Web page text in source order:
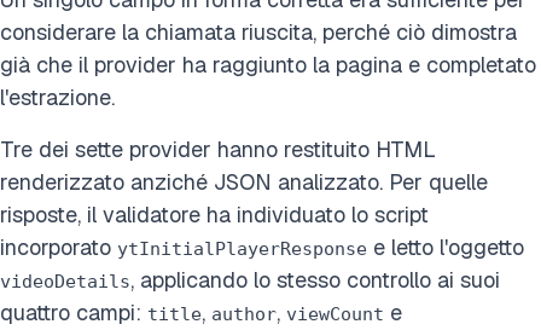
considerare la chiamata riuscita, perché ciò dimostra
già che il provider ha raggiunto la pagina e completato
l'estrazione.
Tre dei sette provider hanno restituito HTML
renderizzato anziché JSON analizzato. Per quelle
risposte, il validatore ha individuato lo script
incorporato ytInitialPlayerResponse e letto l'oggetto
videoDetails, applicando lo stesso controllo ai suoi
quattro campi: title, author, viewCount e